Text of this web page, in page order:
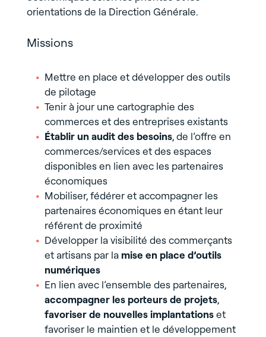
orientations de la Direction Générale.
Missions
Mettre en place et développer des outils
de pilotage
Tenir à jour une cartographie des
commerces et des entreprises existants
Établir un audit des besoins, de l’offre en
commerces/services et des espaces
disponibles en lien avec les partenaires
économiques
Mobiliser, fédérer et accompagner les
partenaires économiques en étant leur
référent de proximité
Développer la visibilité des commerçants
et artisans par la mise en place d’outils
numériques
En lien avec l’ensemble des partenaires,
accompagner les porteurs de projets,
favoriser de nouvelles implantationset
favoriser le maintien et le développement